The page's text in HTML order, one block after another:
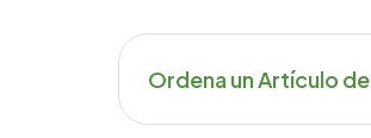
Ordena un Artículo